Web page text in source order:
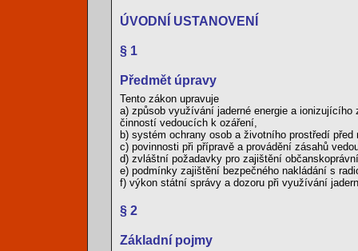
ÚVODNÍ USTANOVENÍ
§ 1
Předmět úpravy
Tento zákon upravuje
a) způsob využívání jaderné energie a
činností vedoucích k ozáření,
b) systém ochrany osob a životního prostředí
c) povinnosti při přípravě a provádění zásahů
d) zvláštní požadavky pro zajištění
e) podmínky zajištění bezpečného nakládání s
f) výkon státní správy a dozoru při využívání
§ 2
Základní pojmy